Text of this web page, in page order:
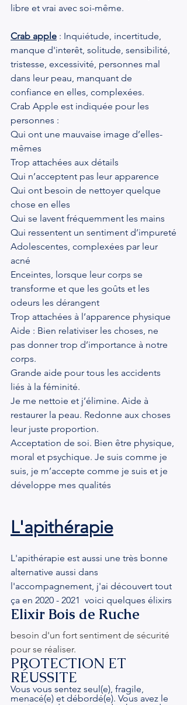
libre et vrai avec soi-même.
Crab apple : Inquiétude, incertitude,
manque d'interêt, solitude, sensibilité,
tristesse, excessivité, personnes mal
dans leur peau, manquant de
confiance en elles, complexées.
Crab Apple est indiquée pour les
personnes :
Qui ont une mauvaise image d’elles-
mêmes
Trop attachées aux détails
Qui n’acceptent pas leur apparence
Qui ont besoin de nettoyer quelque
chose en elles
Qui se lavent fréquemment les mains
Qui ressentent un sentiment d’impureté
Adolescentes, complexées par leur
acné
Enceintes, lorsque leur corps se
transforme et que les goûts et les
odeurs les dérangent
Trop attachées à l’apparence physique
Aide : Bien relativiser les choses, ne
pas donner trop d’importance à notre
corps.
Grande aide pour tous les accidents
liés à la féminité.
Je me nettoie et j’élimine. Aide à
restaurer la peau. Redonne aux choses
leur juste proportion.
Acceptation de soi. Bien être physique,
moral et psychique. Je suis comme je
suis, je m’accepte comme je suis et je
développe mes qualités
L'apithérapie
L'apithérapie est aussi une très bonne
alternative aussi dans
l'accompagnement, j'ai découvert tout
ça en 2020 - 2021  voici quelques élixirs
Elixir Bois de Ruche
besoin d'un fort sentiment de sécurité
pour se réaliser.
PROTECTION ET
RÉUSSITE
Vous vous sentez seul(e), fragile,
menacé(e) et débordé(e). Vous avez le